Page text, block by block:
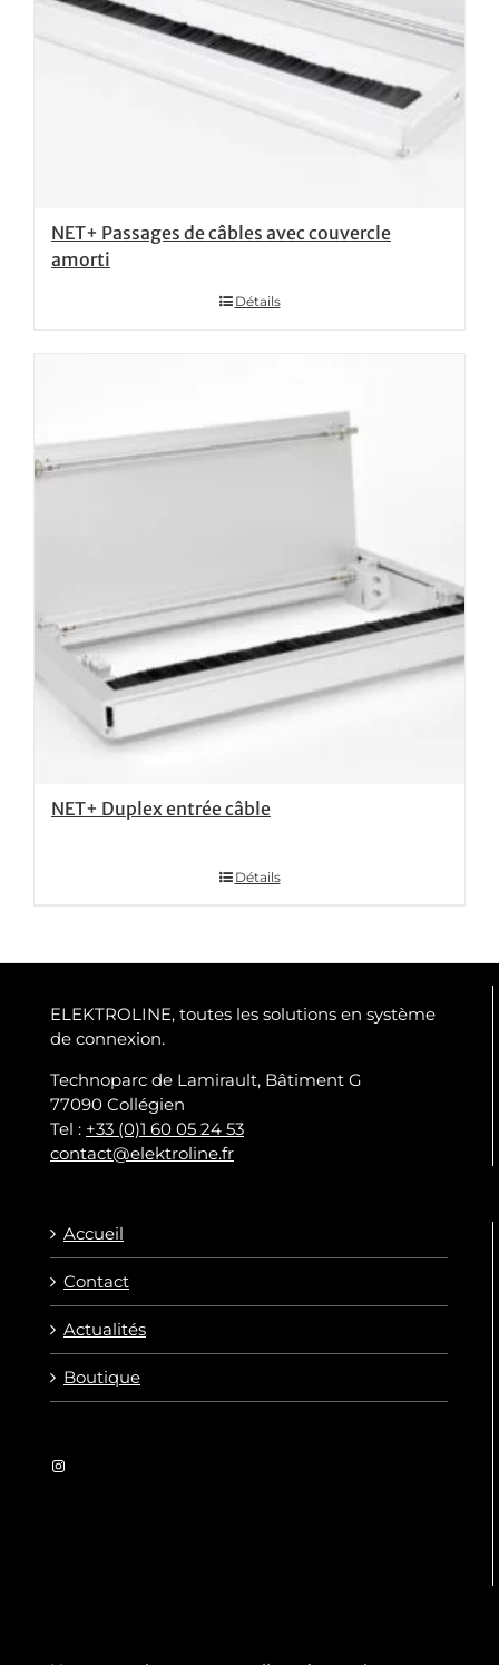
NET+ Passages de câbles avec couvercle
amorti
Détails
NET+ Duplex entrée câble
Détails
ELEKTROLINE, toutes les solutions en système
de connexion.
Technoparc de Lamirault, Bâtiment G
77090 Collégien
Tel : +33 (0)1 60 05 24 53
contact@elektroline.fr
Accueil
Contact
Actualités
Boutique